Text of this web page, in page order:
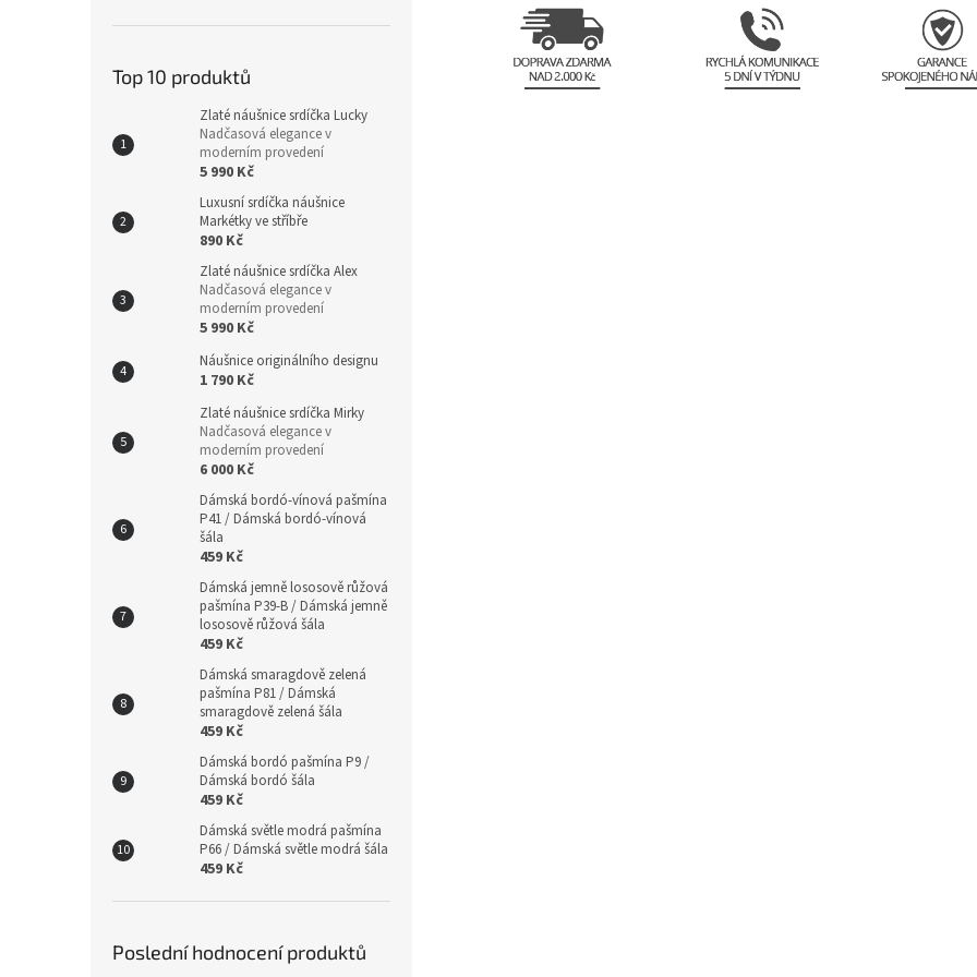
Top 10 produktů
Zlaté náušnice srdíčka Lucky
Nadčasová elegance v
moderním provedení
5 990 Kč
Luxusní srdíčka náušnice
Markétky ve stříbře
890 Kč
Zlaté náušnice srdíčka Alex
Nadčasová elegance v
moderním provedení
5 990 Kč
Náušnice originálního designu
1 790 Kč
Zlaté náušnice srdíčka Mirky
Nadčasová elegance v
moderním provedení
6 000 Kč
Dámská bordó-vínová pašmína
P41 / Dámská bordó-vínová
šála
459 Kč
Dámská jemně lososově růžová
pašmína P39-B / Dámská jemně
lososově růžová šála
459 Kč
Dámská smaragdově zelená
pašmína P81 / Dámská
smaragdově zelená šála
459 Kč
Dámská bordó pašmína P9 /
Dámská bordó šála
459 Kč
Dámská světle modrá pašmína
P66 / Dámská světle modrá šála
459 Kč
Poslední hodnocení produktů